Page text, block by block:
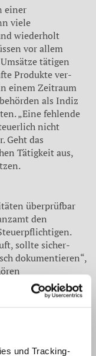
und Tracking-
einer
viele
wiederholt
vor allem
tä­tigen
Produkte ver­
einem Zeitraum
als Indiz
„Eine fehlende
nicht
Geht das
Tätigkeit aus,
überprüfbar
den
sollte sicher­
dokumentieren“,
sowie Kon­
genau belegen.“
besser